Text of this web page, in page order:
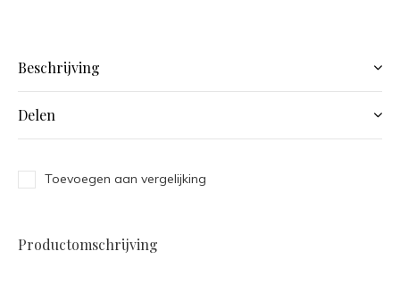
Beschrijving
Delen
Toevoegen aan vergelijking
Productomschrijving